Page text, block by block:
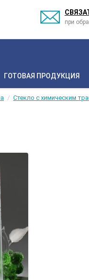
при
ГОТОВАЯ ПРОДУКЦИЯ
Стекло с химическим